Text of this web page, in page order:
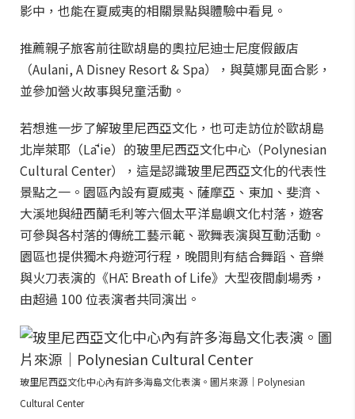
影中，也能在夏威夷的相關景點與體驗中看見。
推薦親子旅客前往歐胡島的奧拉尼迪士尼度假飯店
（Aulani, A Disney Resort & Spa），與莫娜見面合影，
並參加營火故事與兒童活動。
若想進一步了解玻里尼西亞文化，也可走訪位於歐胡島
北岸萊耶（Lāʻie）的玻里尼西亞文化中心（Polynesian
Cultural Center），這是認識玻里尼西亞文化的代表性
景點之一。園區內設有夏威夷、薩摩亞、東加、斐濟、
大溪地與紐西蘭毛利等六個太平洋島嶼文化村落，遊客
可參與各村落的傳統工藝示範、歌舞表演與互動活動。
園區也提供獨木舟遊河行程，晚間則有結合舞蹈、音樂
與火刀表演的《HĀ: Breath of Life》大型夜間劇場秀，
由超過 100 位表演者共同演出。
玻里尼西亞文化中心內有許多海島文化表演。圖片來源｜Polynesian
Cultural Center